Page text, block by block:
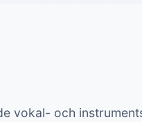
vokal- och